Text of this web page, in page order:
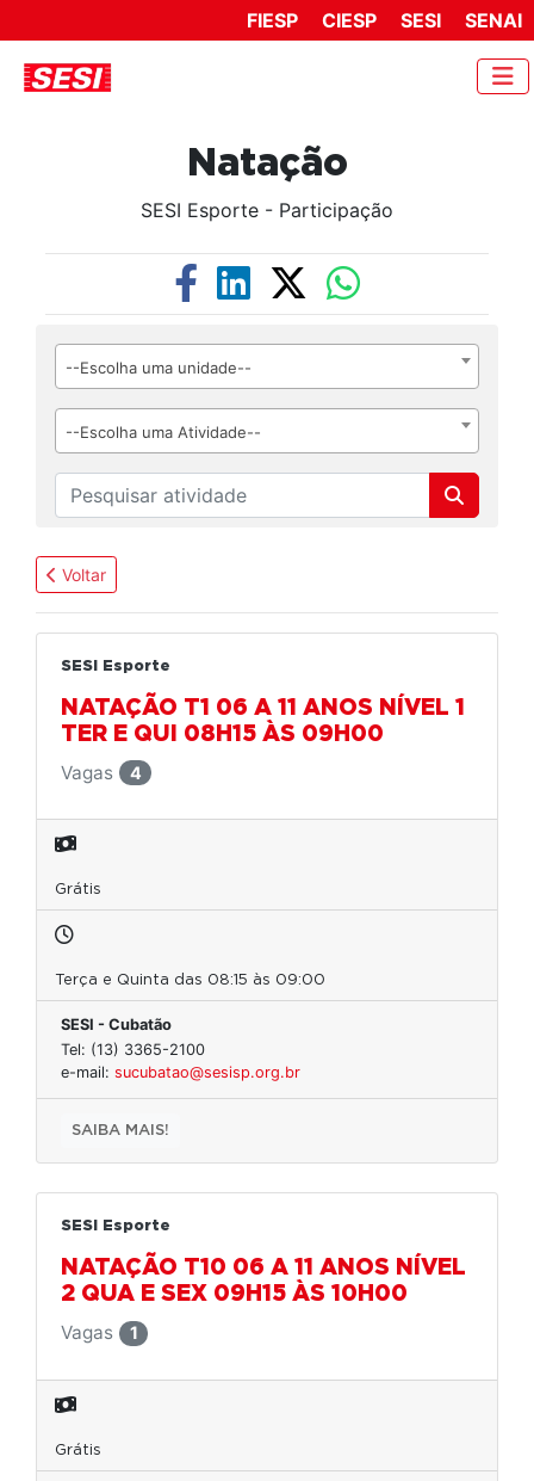
FIESP CIESP SESI SENAI
Natação
SESI Esporte - Participação
--Escolha uma unidade--
--Escolha uma Atividade--
Voltar
SESI Esporte
NATAÇÃO T1 06 A 11 ANOS NÍVEL 1
TER E QUI 08H15 ÀS 09H00
Vagas
4
Grátis
Terça e Quinta das 08:15 às 09:00
SESI - Cubatão
Tel: (13) 3365-2100
e-mail: sucubatao@sesisp.org.br
SAIBA MAIS!
SESI Esporte
NATAÇÃO T10 06 A 11 ANOS NÍVEL
2 QUA E SEX 09H15 ÀS 10H00
Vagas
1
Grátis